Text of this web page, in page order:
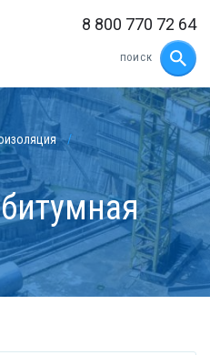
8 800 770 72 64